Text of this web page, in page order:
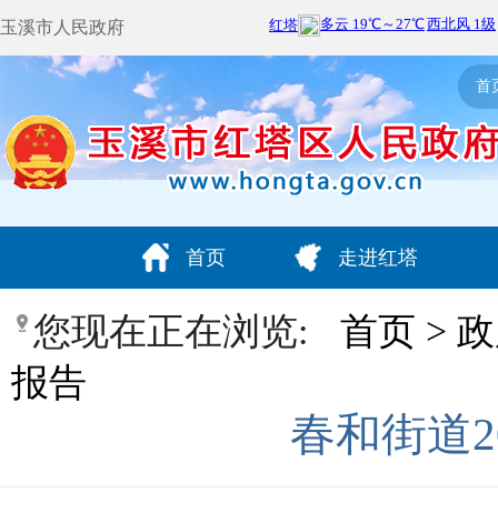
玉溪市人民政府
首
首页 走进红塔
您现在正在浏览: 首页 >
报告
春和街道